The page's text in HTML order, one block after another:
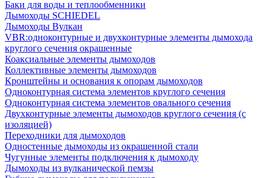
Баки для воды и теплообменники
Дымоходы SCHIEDEL
Дымоходы Вулкан
VBR:одноконтурные и двухконтурные элементы дымохода
круглого сечения окрашенные
Коаксиальные элементы дымоходов
Коллективные элементы дымоходов
Кронштейны и основания к опорам дымоходов
Одноконтурная система элементов круглого сечения
Одноконтурная система элементов овального сечения
Двухконтурные элементы дымоходов круглого сечения (с
изоляцией)
Переходники для дымоходов
Одностенные дымоходы из окрашенной стали
Чугунные элементы подключения к дымоходу
Дымоходы из вулканической пемзы